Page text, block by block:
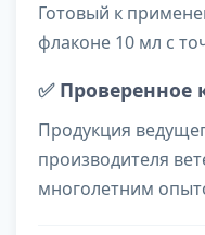
Готовый к
флаконе 10 мл с
✅ Проверенное
Продукция
производителя
многолетним